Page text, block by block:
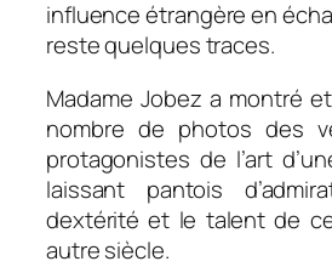
influence étrangère en
reste quelques traces.
Madame Jobez a montré
nombre de photos des
protagonistes de l’art
laissant pantois
dextérité et le talent de
autre siècle.